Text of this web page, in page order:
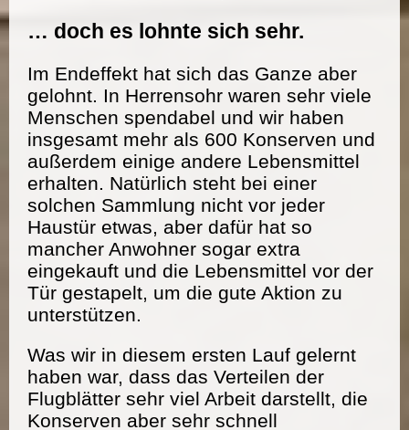
… doch es lohnte sich sehr.
Im Endeffekt hat sich das Ganze aber
gelohnt. In Herrensohr waren sehr viele
Menschen spendabel und wir haben
insgesamt mehr als 600 Konserven und
außerdem einige andere Lebensmittel
erhalten. Natürlich steht bei einer
solchen Sammlung nicht vor jeder
Haustür etwas, aber dafür hat so
mancher Anwohner sogar extra
eingekauft und die Lebensmittel vor der
Tür gestapelt, um die gute Aktion zu
unterstützen.
Was wir in diesem ersten Lauf gelernt
haben war, dass das Verteilen der
Flugblätter sehr viel Arbeit darstellt, die
Konserven aber sehr schnell